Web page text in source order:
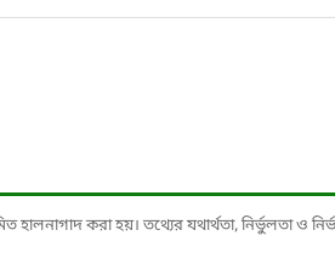
করা হয়। তথ্যের যথার্থতা, নির্ভুলতা ও